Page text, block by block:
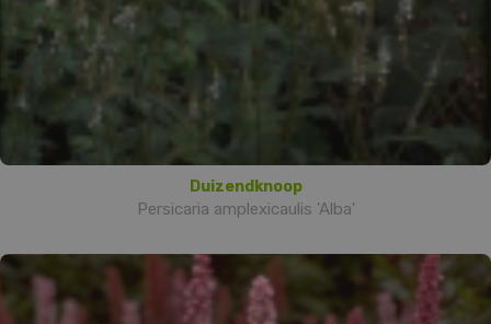
Duizendknoop
Persicaria amplexicaulis 'Alba'